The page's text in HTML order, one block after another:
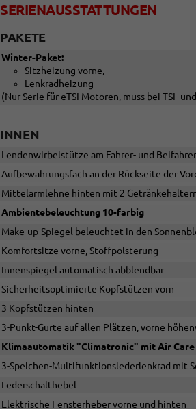
SERIENAUSSTATTUNGEN
PAKETE
Winter-Paket:
Sitzheizung vorne,
Lenkradheizung
(Nur Serie für eTSI Motoren, muss bei TSI-
INNEN
Lendenwirbelstütze am Fahrer- und
Aufbewahrungsfach an der Rückseite der
Mittelarmlehne hinten mit 2
Ambientebeleuchtung 10-farbig
Make-up-Spiegel beleuchtet in den
Komfortsitze vorne, Stoffpolsterung
Innenspiegel automatisch abblendbar
Sicherheitsoptimierte Kopfstützen vorn
3 Kopfstützen hinten
3-Punkt-Gurte auf allen Plätzen, vorne
Klimaautomatik "Climatronic" mit Air Care
3-Speichen-Multifunktionslederlenkrad mit
Lederschalthebel
Elektrische Fensterheber vorne und hinten